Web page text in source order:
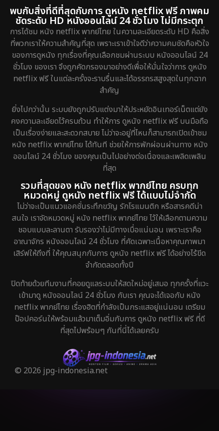
พบกับสิ่งที่ดีที่สุดกับการ ดูหนัง netflix ฟรี ภาพคม
ชัดระดับ HD หนังออนไลน์ 24 ชั่วโมง ไม่มีกระตุก
การได้ชม หนัง netflix พากย์ไทย ในความละเอียดระดับ HD คือสิ่ง
ที่พวกเราให้ความสำคัญที่สุด เพราะเราเข้าใจดีว่าความคมชัดคือหัวใจ
ของการดูหนัง ทุกเรื่องที่คุณเลือกชมผ่านระบบ หนังออนไลน์ 24
ชั่วโมง ของเรา จึงถูกคัดกรองมาอย่างดีเพื่อให้มั่นใจว่าการ ดูหนัง
netflix ฟรี ในแต่ละครั้งจะราบรื่นและได้อรรถรสสูงสุดในทุกฉาก
สำคัญ
ยิ่งไปกว่านั้น ระบบยังถูกปรับแต่งมาให้ประหยัดอินเทอร์เน็ตแต่ยัง
คงความละเอียดไว้ครบถ้วน ทำให้การ ดูหนัง netflix ฟรี บนมือถือ
เป็นเรื่องง่ายและสะดวกสบาย ไม่ว่าจะอยู่ที่ไหนก็สามารถเปิดเข้าชม
หนัง netflix พากย์ไทย ได้ทันที ช่วยให้การพักผ่อนผ่านทาง หนัง
ออนไลน์ 24 ชั่วโมง ของคุณเป็นไปอย่างต่อเนื่องและเพลิดเพลิน
ที่สุด
รวมที่สุดของ หนัง netflix พากย์ไทย ครบทุก
หมวดหมู่ ดูหนัง netflix ฟรี ได้แบบไม่จำกัด
ไม่ว่าจะเป็นแนวแอคชั่นระทึกขวัญ รักโรแมนติก หรือสารคดีน่า
สนใจ เราจัดหมวดหมู่ หนัง netflix พากย์ไทย ไว้ให้เลือกตามความ
ชอบแบบละลานตา รับรองว่าไม่มีทางเบื่อแน่นอน เพราะเราคือ
อาณาจักร หนังออนไลน์ 24 ชั่วโมง ที่คัดเฉพาะเนื้อหาคุณภาพมา
เสิร์ฟให้ถึงที่ ให้คุณสนุกกับการ ดูหนัง netflix ฟรี ได้อย่างไร้ขีด
จำกัดตลอดทั้งปี
ปิดท้ายด้วยทีมงานที่คอยดูแลระบบให้สดใหม่อยู่เสมอ ทุกครั้งที่แวะ
เข้ามาดู หนังออนไลน์ 24 ชั่วโมง กับเรา คุณจะได้เจอกับ หนัง
netflix พากย์ไทย เรื่องฮิตที่กำลังเป็นกระแสอยู่แน่นอน เตรียม
ป๊อปคอร์นให้พร้อมแล้วมาเต็มอิ่มกับการ ดูหนัง netflix ฟรี ที่ดี
ที่สุดไปพร้อมๆ กันที่นี่ได้เลยครับ
© 2026 jpg-indonesia.net